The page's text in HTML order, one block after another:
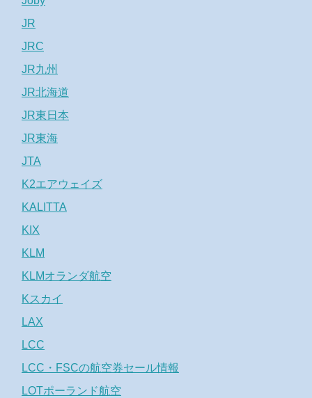
JR
JRC
JR九州
JR北海道
JR東日本
JR東海
JTA
K2エアウェイズ
KALITTA
KIX
KLM
KLMオランダ航空
Kスカイ
LAX
LCC
LCC・FSCの航空券セール情報
LOTポーランド航空